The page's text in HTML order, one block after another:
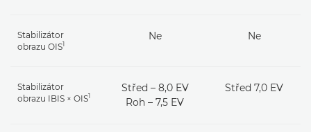
Stabilizátor
obrazu OIS1
Ne Ne
Stabilizátor
obrazu IBIS × OIS1
Střed – 8,0 EV
Roh – 7,5 EV
Střed 7,0 EV